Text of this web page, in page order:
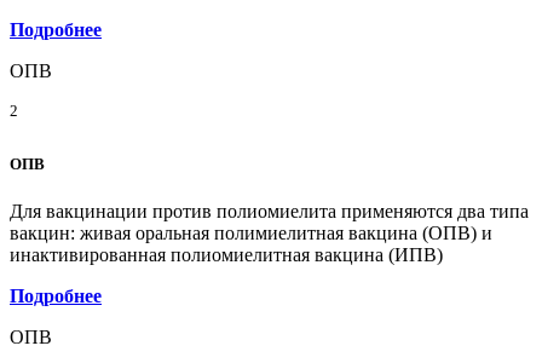
Подробнее
ОПВ
2
ОПВ
Для вакцинации против полиомиелита применяются два типа
вакцин: живая оральная полимиелитная вакцина (ОПВ) и
инактивированная полиомиелитная вакцина (ИПВ)
Подробнее
ОПВ